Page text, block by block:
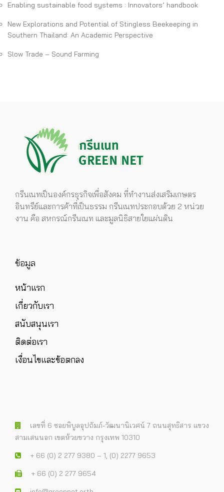
Enabling sustainable food systems : Innovators’ handbook
New Explorations and Potential of Stingless Beekeeping in
Southern Thailand: An Academic Perspective
Slow Trade – Sound Farming
กรีนเนทเป็นองค์กรธุรกิจเพื่อสังคม ที่ทำงานส่งเสริมเกษตร
อินทรีย์และการค้าที่เป็นธรรม กรีนเนทประกอบด้วย 2 หน่วย
งาน คือ สหกรณ์กรีนเนท และมูลนิธิสายใยแผ่นดิน
ข้อมูล
หน้าแรก
เกี่ยวกับเรา
สนับสนุนเรา
ติดต่อเรา
เงื่อนไขและข้อตกลง
เลขที่ 6 ซอยพิบูลอุปถัมภ์-วัฒนานิเวศน์ 7 ถนนสุทธิสาร แขวง
สามเสนนอก เขตห้วยขวาง กรุงเทพ 10310
+ 66 (0) 2 277 9380 – 1, (0) 2277 9653
+ 66 (0) 2 277 9654